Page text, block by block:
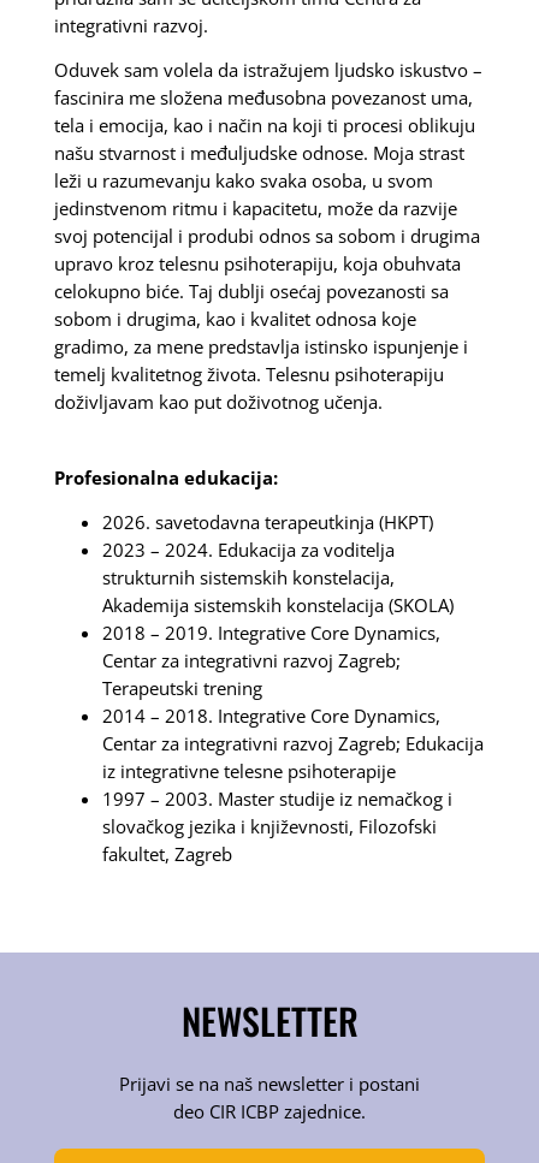
integrativni razvoj.
Oduvek sam volela da istražujem ljudsko iskustvo –
fascinira me složena međusobna povezanost uma,
tela i emocija, kao i način na koji ti procesi oblikuju
našu stvarnost i međuljudske odnose. Moja strast
leži u razumevanju kako svaka osoba, u svom
jedinstvenom ritmu i kapacitetu, može da razvije
svoj potencijal i produbi odnos sa sobom i drugima
upravo kroz telesnu psihoterapiju, koja obuhvata
celokupno biće. Taj dublji osećaj povezanosti sa
sobom i drugima, kao i kvalitet odnosa koje
gradimo, za mene predstavlja istinsko ispunjenje i
temelj kvalitetnog života. Telesnu psihoterapiju
doživljavam kao put doživotnog učenja.
Profesionalna edukacija:
2026. savetodavna terapeutkinja (HKPT)
2023 – 2024. Edukacija za voditelja
strukturnih sistemskih konstelacija,
Akademija sistemskih konstelacija (SKOLA)
2018 – 2019. Integrative Core Dynamics,
Centar za integrativni razvoj Zagreb;
Terapeutski trening
2014 – 2018. Integrative Core Dynamics,
Centar za integrativni razvoj Zagreb; Edukacija
iz integrativne telesne psihoterapije
1997 – 2003. Master studije iz nemačkog i
slovačkog jezika i književnosti, Filozofski
fakultet, Zagreb
NEWSLETTER
Prijavi se na naš newsletter i postani
deo CIR ICBP zajednice.